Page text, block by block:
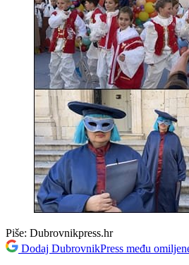
Piše: Dubrovnikpress.hr
Dodaj DubrovnikPress među